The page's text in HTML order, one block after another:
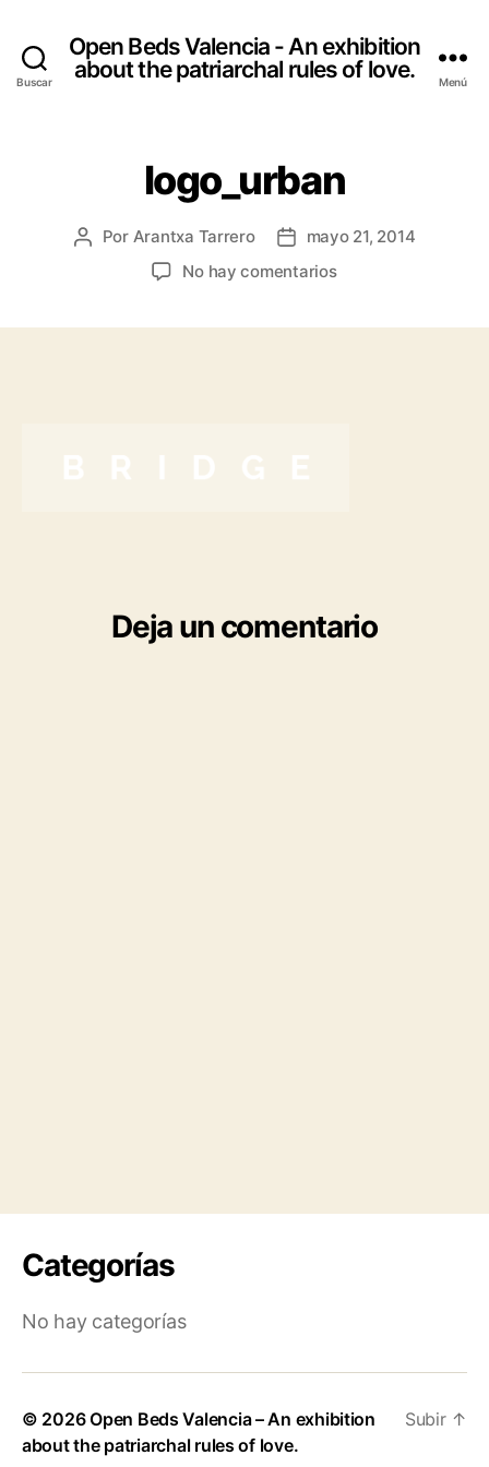
Buscar
Open Beds Valencia - An exhibition
about the patriarchal rules of love.
Menú
logo_urban
Autor
Por Arantxa Tarrero
Fecha
de
mayo 21, 2014
No hay comentariosen
Deja un comentario
Categorías
No hay categorías
© 2026Open Beds Valencia – An exhibition
about the patriarchal rules of love.
Subir ↑